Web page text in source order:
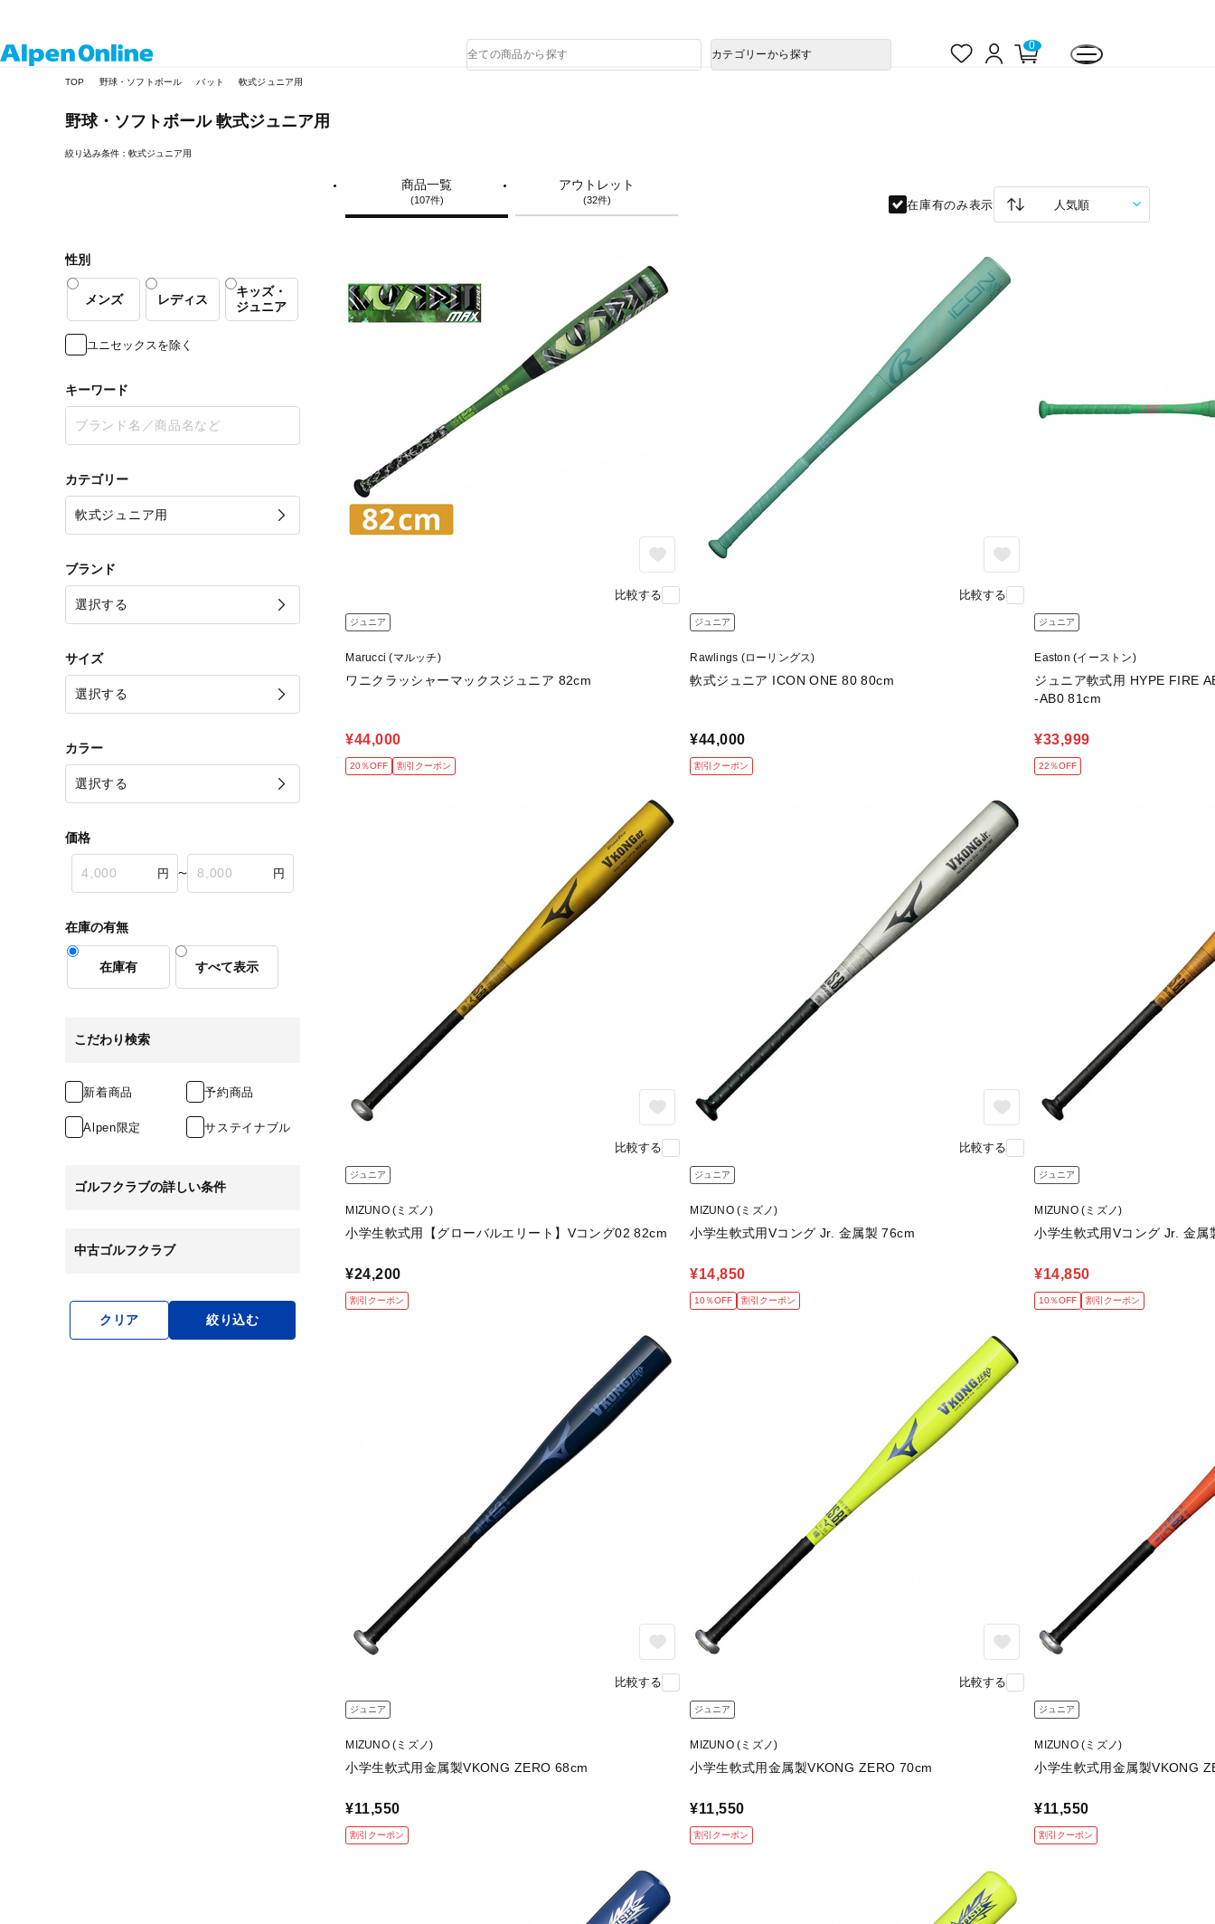
ロ
0
品
検
カテゴリーから探す
TOP 野球・ソフトボール バット 軟式ジュニア用
野球・ソフトボール 軟式ジュニア用
絞り込み条件：軟式ジュニア用
性別
メンズ レディス
キッズ・
ジュニア
ユニセックスを除く
キーワード
カテゴリー
ブランド
サイズ
カラー
価格
〜
在庫の有無
在庫有 すべて表示
こだわり検索
新着商品 予約商品
Alpen限定 サステイナブル
ゴルフクラブの詳しい条件
中古ゴルフクラブ
クリア 絞り込む
商品一覧
(107件)
アウトレット
(32件) 在庫有のみ表示
比較する
ジュニア
Marucci (マルッチ)
ワニクラッシャーマックスジュニア 82cm
¥44,000
20％OFF 割引クーポン
比較する
ジュニア
Rawlings (ローリングス)
軟式ジュニア ICON ONE 80 80cm
¥44,000
割引クーポン
ジュニア
Easton (イーストン)
ジュニア軟式用 HYPE FIRE
-AB0 81cm
¥33,999
22％OFF
比較する
ジュニア
MIZUNO (ミズノ)
小学生軟式用【グローバルエリート】Vコング02 82cm
¥24,200
割引クーポン
比較する
ジュニア
MIZUNO (ミズノ)
小学生軟式用Vコング Jr. 金属製 76cm
¥14,850
10％OFF 割引クーポン
ジュニア
MIZUNO (ミズノ)
小学生軟式用Vコング Jr. 金属
¥14,850
10％OFF 割引クーポン
比較する
ジュニア
MIZUNO (ミズノ)
小学生軟式用金属製VKONG ZERO 68cm
¥11,550
割引クーポン
比較する
ジュニア
MIZUNO (ミズノ)
小学生軟式用金属製VKONG ZERO 70cm
¥11,550
割引クーポン
ジュニア
MIZUNO (ミズノ)
小学生軟式用金属製VKONG
¥11,550
割引クーポン